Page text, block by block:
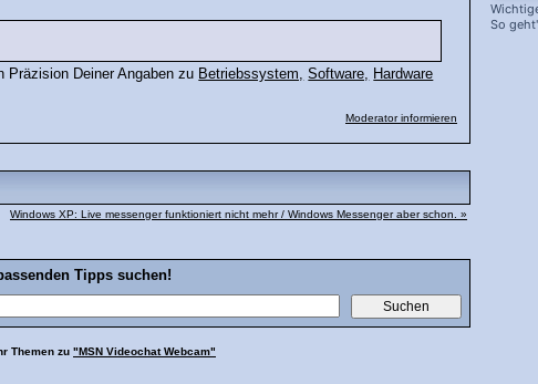
Präzision Deiner Angaben zu Betriebssystem, Software,
Hardware
Moderator informieren
Windows XP: Live messenger funktioniert nicht mehr / Windows Messenger aber schon. »
Tipps suchen!
Themen zu "MSN Videochat Webcam"
So